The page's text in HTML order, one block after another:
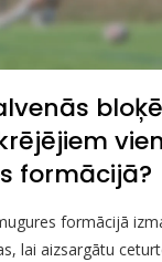
formācijā?
formācijā
lai aizsargātu